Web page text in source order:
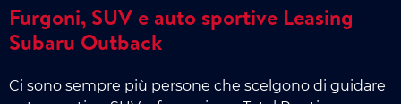
Furgoni, SUV e auto sportive Leasing
Subaru Outback
Ci sono sempre più persone che scelgono di guidare